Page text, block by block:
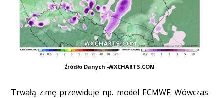
Źródło Danych -WXCHARTS.COM
Trwałą zimę przewiduje np. model ECMWF. Wówczas